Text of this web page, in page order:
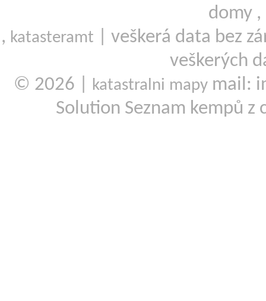
domy ,
, katasteramt
| veškerá data bez
veškerých
© 2026 |
katastralni mapy mail:
Solution Seznam kempů z